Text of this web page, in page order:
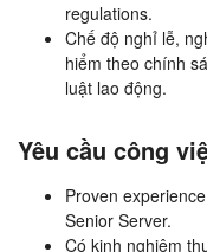
regulations.
Chế độ nghỉ lễ,
hiểm theo chính
luật lao động.
Yêu cầu công
Proven
Senior Server.
Có kinh nghiệm